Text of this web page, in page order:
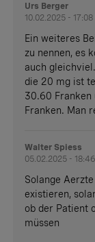
Urs Berger
10.02.2025 - 17:08
Ein weiteres
zu nennen, es
auch
die 20 mg ist
30.60
Franken. Man
Walter Spiess
05.02.2025 -
Solange
existieren,
ob der Patient
müssen